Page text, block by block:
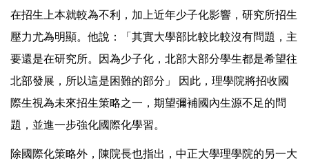
在招生上本就較為不利，加上近年少子化影響，研究所招生
壓力尤為明顯。他說：「其實大學部比較比較沒有問題，主
要還是在研究所。因為少子化，北部大部分學生都是希望往
北部發展，所以這是困難的部分」 因此，理學院將招收國
際生視為未來招生策略之一，期望彌補國內生源不足的問
題，並進一步強化國際化學習。
除國際化策略外，陳院長也指出，中正大學理學院的另一大